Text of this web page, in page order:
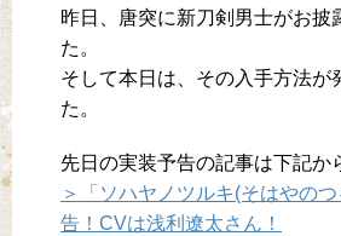
昨日、唐突に新刀剣男士がお披
た。
そして本日は、その入手方法が
た。
先日の実装予告の記事は下記か
＞「ソハヤノツルキ(そはやの
告！CVは浅利遼太さん！